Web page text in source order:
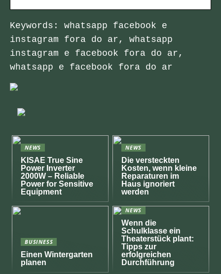
Keywords: whatsapp facebook e
instagram fora do ar, whatsapp
instagram e facebook fora do ar,
whatsapp e facebook fora do ar
NEWS
KISAE True Sine
Power Inverter
2000W – Reliable
Power for Sensitive
Equipment
NEWS
Die versteckten
Kosten, wenn kleine
Reparaturen im
Haus ignoriert
werden
BUSINESS
Einen Wintergarten
planen
NEWS
Wenn die
Schulklasse ein
Theaterstück plant:
Tipps zur
erfolgreichen
Durchführung